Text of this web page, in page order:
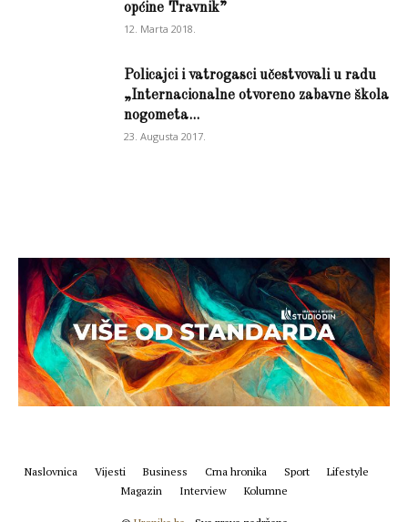
općine Travnik”
12. Marta 2018.
Policajci i vatrogasci učestvovali u radu
„Internacionalne otvoreno zabavne škola
nogometa...
23. Augusta 2017.
Naslovnica Vijesti Business Crna hronika Sport
Lifestyle
Magazin
Interview Kolumne